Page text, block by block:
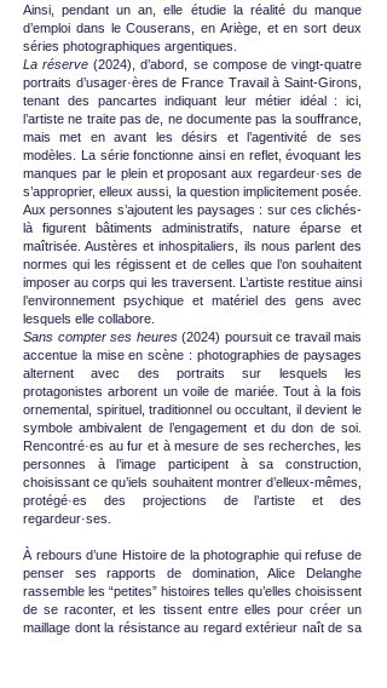
Ainsi, pendant un an, elle étudie la réalité du manque
d’emploi dans le Couserans, en Ariège, et en sort deux
séries photographiques argentiques.
La réserve (2024), d’abord, se compose de vingt-quatre
portraits d’usager·ères de France Travail à Saint-Girons,
tenant des pancartes indiquant leur métier idéal : ici,
l’artiste ne traite pas de, ne documente pas la souffrance,
mais met en avant les désirs et l’agentivité de ses
modèles. La série fonctionne ainsi en reflet, évoquant les
manques par le plein et proposant aux regardeur·ses de
s’approprier, elleux aussi, la question implicitement posée.
Aux personnes s’ajoutent les paysages : sur ces clichés-
là figurent bâtiments administratifs, nature éparse et
maîtrisée. Austères et inhospitaliers, ils nous parlent des
normes qui les régissent et de celles que l’on souhaitent
imposer au corps qui les traversent. L’artiste restitue ainsi
l’environnement psychique et matériel des gens avec
lesquels elle collabore.
Sans compter ses heures(2024) poursuit ce travail mais
accentue la mise en scène : photographies de paysages
alternent avec des portraits sur lesquels les
protagonistes arborent un voile de mariée. Tout à la fois
ornemental, spirituel, traditionnel ou occultant, il devient le
symbole ambivalent de l’engagement et du don de soi.
Rencontré·es au fur et à mesure de ses recherches, les
personnes à l’image participent à sa construction,
choisissant ce qu’iels souhaitent montrer d’elleux-mêmes,
protégé·es des projections de l’artiste et des
regardeur·ses.
À rebours d’une Histoire de la photographie qui refuse de
penser ses rapports de domination, Alice Delanghe
rassemble les “petites” histoires telles qu’elles choisissent
de se raconter, et les tissent entre elles pour créer un
maillage dont la résistance au regard extérieur naît de sa